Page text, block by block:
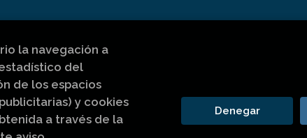
la navegación a
del
de los espacios
y cookies
a través de la
Denegar